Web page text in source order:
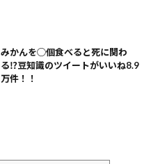
みかんを◯個食べると死に関わ
る⁉豆知識のツイートがいいね8.9
万件！！